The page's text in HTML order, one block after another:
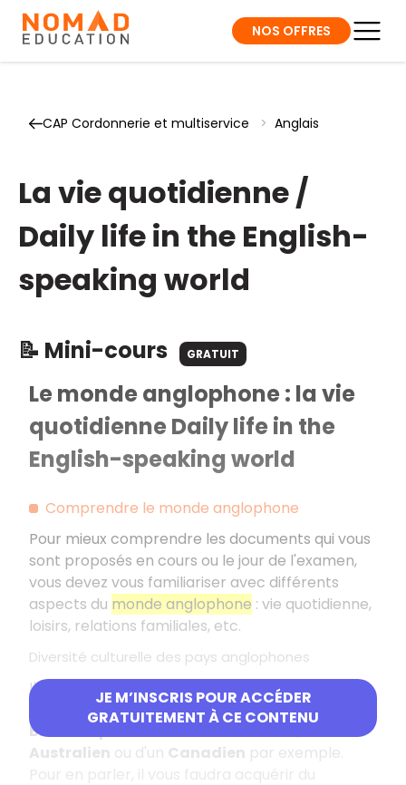
NOS OFFRES
CAP Cordonnerie et multiservice > Anglais
La vie quotidienne /
Daily life in the English-
speaking world
📝 Mini-cours GRATUIT
JE M’INSCRIS POUR ACCÉDER
GRATUITEMENT À CE CONTENU
Le monde anglophone : la vie
quotidienne Daily life in the
English-speaking world
Comprendre le monde anglophone
Pour mieux comprendre les documents qui vous
sont proposés en cours ou le jour de l'examen,
vous devez vous familiariser avec différents
aspects du monde anglophone : vie quotidienne,
loisirs, relations familiales, etc.
Diversité culturelle des pays anglophones
Il est bon de savoir également, dans les grandes
lignes, ce qui distingue le quotidien d'un
Britannique
Australien ou d'un Canadien par exemple.